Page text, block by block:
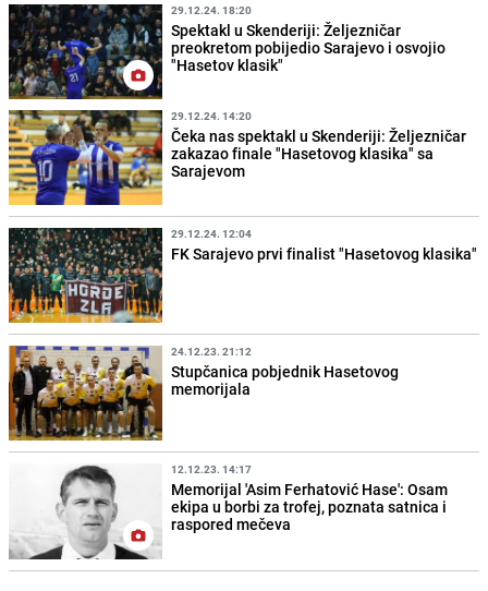
29.12.24. 18:20
Spektakl u Skenderiji: Željezničar
preokretom pobijedio Sarajevo i osvojio
"Hasetov klasik"
29.12.24. 14:20
Čeka nas spektakl u Skenderiji: Željezničar
zakazao finale "Hasetovog klasika" sa
Sarajevom
29.12.24. 12:04
FK Sarajevo prvi finalist "Hasetovog klasika"
24.12.23. 21:12
Stupčanica pobjednik Hasetovog
memorijala
12.12.23. 14:17
Memorijal 'Asim Ferhatović Hase': Osam
ekipa u borbi za trofej, poznata satnica i
raspored mečeva